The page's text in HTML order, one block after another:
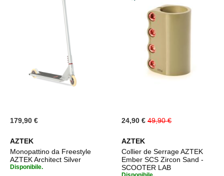
179,90 €
AZTEK
Monopattino da Freestyle
AZTEK Architect Silver
Disponibile.
Special
Price
24,90 € 49,90 €
AZTEK
Collier de Serrage AZTEK
Ember SCS Zircon Sand -
SCOOTER LAB